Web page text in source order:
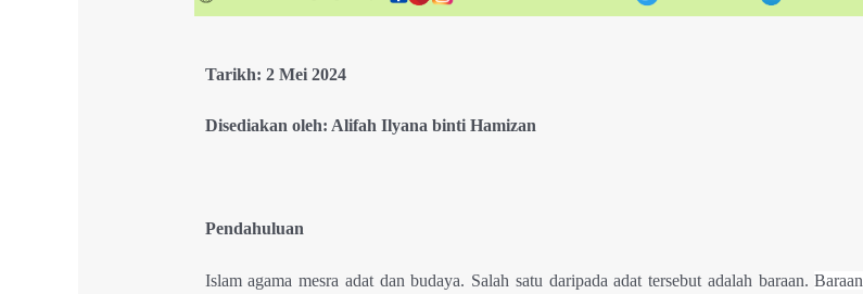
Tarikh: 2 Mei 2024
Disediakan oleh: Alifah Ilyana binti Hamizan
Pendahuluan
Islam agama mesra adat dan budaya. Salah satu daripada adat tersebut adalah baraan.Baraan